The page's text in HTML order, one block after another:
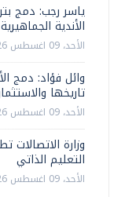
ياسر رجب: دمج
الأندية الجماهيرية
الأحد، 09 اغسطس 2026 07:16 ص
وائل فؤاد: دمج
تاريخها
الأحد، 09 اغسطس 2026 07:09 ص
وزارة الاتصالات
التعليم الذاتي
الأحد، 09 اغسطس 2026 07:04 ص